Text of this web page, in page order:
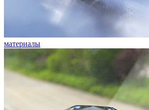
материалы